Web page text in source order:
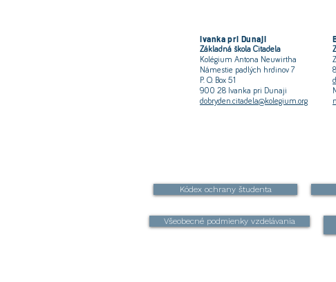
Ivanka pri Dunaji
Základná škola Citadela
Kolégium Antona Neuwirtha
Námestie padlých hrdinov 7
P. O. Box 51
900 28 Ivanka pri Dunaji
dobryden.citadela@kolegium.org
Kódex ochrany študenta
Všeobecné podmienky vzdelávania